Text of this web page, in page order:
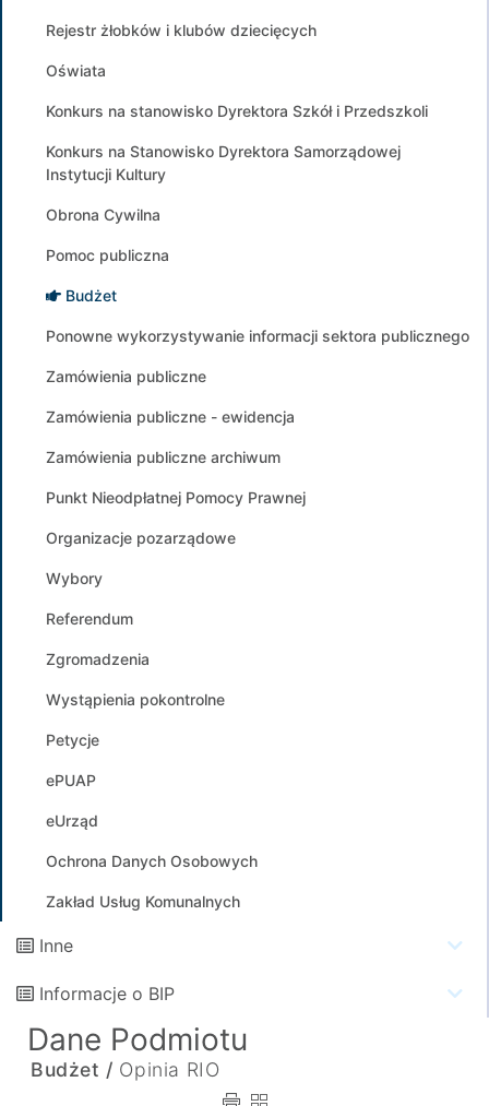
Rejestr żłobków i klubów dziecięcych
Oświata
Konkurs na stanowisko Dyrektora Szkół i Przedszkoli
Konkurs na Stanowisko Dyrektora Samorządowej
Instytucji Kultury
Obrona Cywilna
Pomoc publiczna
Budżet
Ponowne wykorzystywanie informacji sektora publicznego
Zamówienia publiczne
Zamówienia publiczne - ewidencja
Zamówienia publiczne archiwum
Punkt Nieodpłatnej Pomocy Prawnej
Organizacje pozarządowe
Wybory
Referendum
Zgromadzenia
Wystąpienia pokontrolne
Petycje
ePUAP
eUrząd
Ochrona Danych Osobowych
Zakład Usług Komunalnych
Inne
Informacje o BIP
Dane Podmiotu
Budżet / Opinia RIO